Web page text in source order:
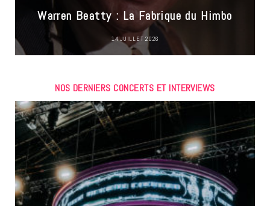
Warren Beatty : La Fabrique du Himbo
14 JUILLET 2026
NOS DERNIERS CONCERTS ET INTERVIEWS